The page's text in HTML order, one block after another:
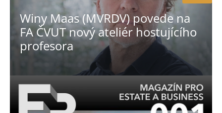
Winy Maas (MVRDV) povede na
FA ČVUT nový ateliér hostujícího
profesora